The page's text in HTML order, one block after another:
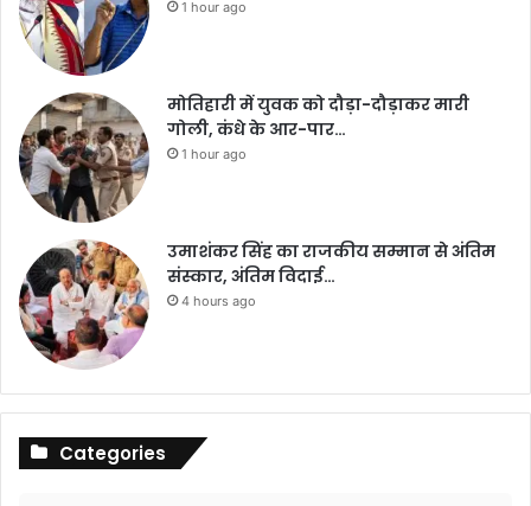
1 hour ago
मोतिहारी में युवक को दौड़ा-दौड़ाकर मारी
गोली, कंधे के आर-पार…
1 hour ago
उमाशंकर सिंह का राजकीय सम्मान से अंतिम
संस्कार, अंतिम विदाई…
4 hours ago
Categories